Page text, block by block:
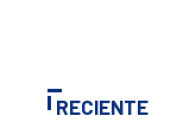
RECIENTE